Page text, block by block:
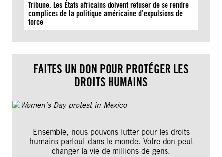
Tribune. Les États africains doivent refuser de se rendre
complices de la politique américaine d’expulsions de
force
FAITES UN DON POUR PROTÉGER LES
DROITS HUMAINS
Ensemble, nous pouvons lutter pour les droits
humains partout dans le monde. Votre don peut
changer la vie de millions de gens.